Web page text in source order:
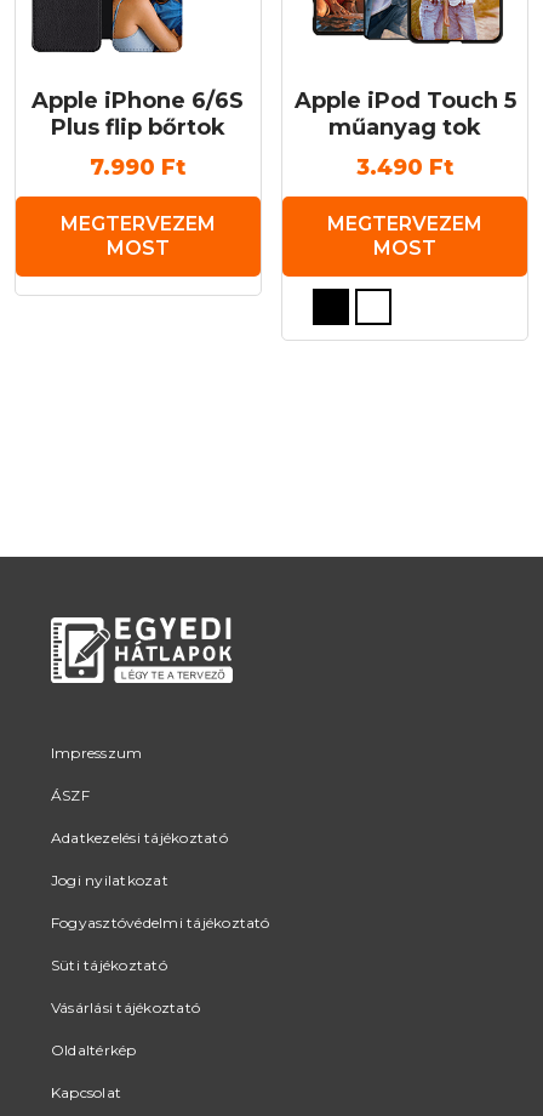
Apple iPhone 6/6S
Plus flip bőrtok
7.990 Ft
MEGTERVEZEM
MOST
Apple iPod Touch 5
műanyag tok
3.490 Ft
MEGTERVEZEM
MOST
Ennek
terméknek
Impresszum
ÁSZF
Adatkezelési tájékoztató
Jogi nyilatkozat
Fogyasztóvédelmi tájékoztató
Süti tájékoztató
Vásárlási tájékoztató
Oldaltérkép
Kapcsolat